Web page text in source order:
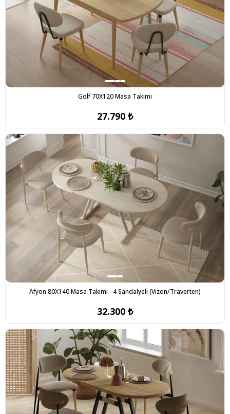
Golf 70X120 Masa Takımı
27.790 ₺
Afyon 80X140 Masa Takımı - 4 Sandalyeli (Vizon/Traverten)
32.300 ₺